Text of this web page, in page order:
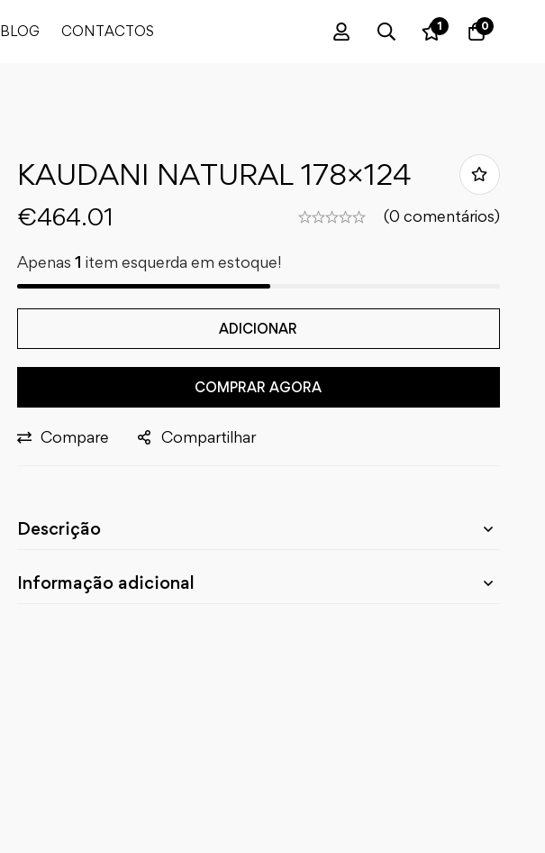
BLOG CONTACTOS 1 0
KAUDANI NATURAL 178×124
€464.01 (0 comentários)
Apenas 1 item esquerda em estoque!
ADICIONAR
COMPRAR AGORA
Compare Compartilhar
Descrição
Informação adicional